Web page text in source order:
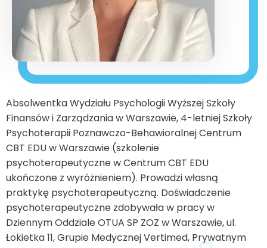
Absolwentka Wydziału Psychologii Wyższej Szkoły
Finansów i Zarządzania w Warszawie, 4-letniej Szkoły
Psychoterapii Poznawczo-Behawioralnej Centrum
CBT EDU w Warszawie (szkolenie
psychoterapeutyczne w Centrum CBT EDU
ukończone z wyróżnieniem). Prowadzi własną
praktykę psychoterapeutyczną. Doświadczenie
psychoterapeutyczne zdobywała w pracy w
Dziennym Oddziale OTUA SP ZOZ w Warszawie, ul.
Łokietka 11, Grupie Medycznej Vertimed, Prywatnym